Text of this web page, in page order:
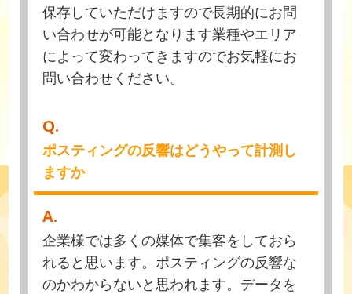
保存していただけますので長期的にお問
い合わせが可能となります業種やエリア
によって変わってきますのでお気軽にお
問い合わせください。
Q.
ポスティングの反響はどうやって計測し
ますか
A.
企業様では多くの媒体で集客をしておら
れると思います。ポスティングの反響な
のかわからないと思われます。データを